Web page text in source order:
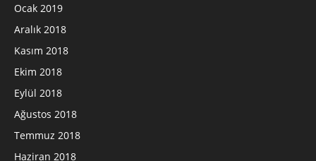
Ocak 2019
Aralık 2018
Kasım 2018
Ekim 2018
Eylül 2018
Ağustos 2018
Temmuz 2018
Haziran 2018